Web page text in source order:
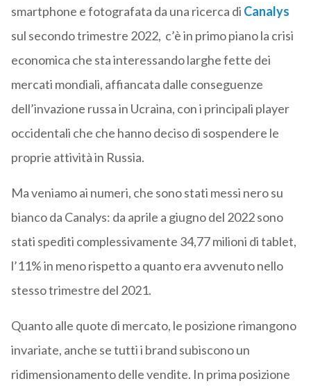
smartphone e fotografata da una ricerca di Canalys
sul secondo trimestre 2022, c’è in primo piano la crisi
economica che sta interessando larghe fette dei
mercati mondiali, affiancata dalle conseguenze
dell’invazione russa in Ucraina, con i principali player
occidentali che che hanno deciso di sospendere le
proprie attività in Russia.
Ma veniamo ai numeri, che sono stati messi nero su
bianco da Canalys: da aprile a giugno del 2022 sono
stati spediti complessivamente 34,77 milioni di tablet,
l’11% in meno rispetto a quanto era avvenuto nello
stesso trimestre del 2021.
Quanto alle quote di mercato, le posizione rimangono
invariate, anche se tutti i brand subiscono un
ridimensionamento delle vendite. In prima posizione